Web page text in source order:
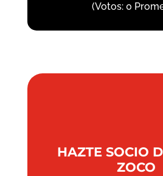
(Votos: 0
HAZTE SOCIO
ZOCO